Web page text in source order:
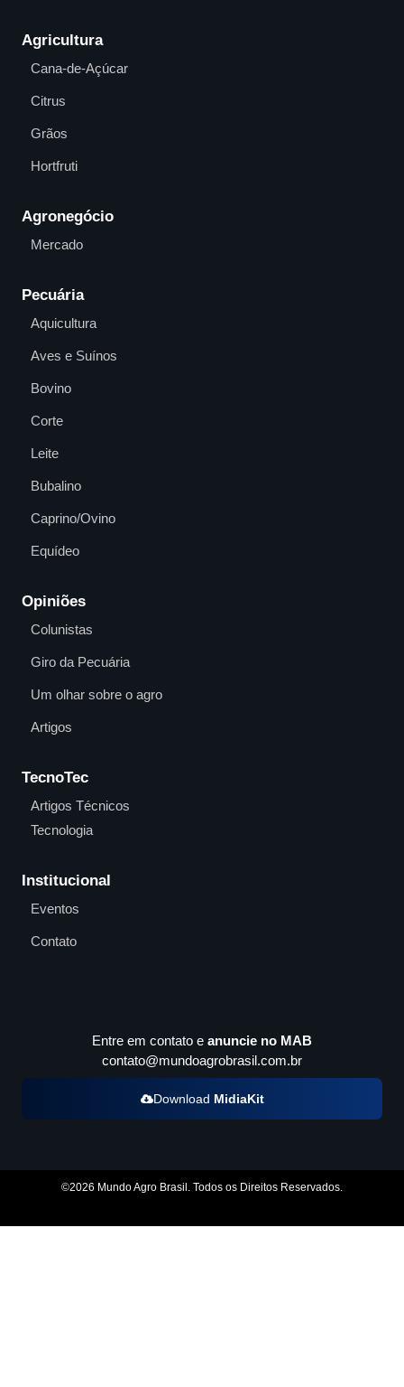
Agricultura
Cana-de-Açúcar
Citrus
Grãos
Hortfruti
Agronegócio
Mercado
Pecuária
Aquicultura
Aves e Suínos
Bovino
Corte
Leite
Bubalino
Caprino/Ovino
Equídeo
Opiniões
Colunistas
Giro da Pecuária
Um olhar sobre o agro
Artigos
TecnoTec
Artigos Técnicos
Tecnologia
Institucional
Eventos
Contato
Entre em contato e anuncie no MAB
contato@mundoagrobrasil.com.br
Download MidiaKit
©2026 Mundo Agro Brasil. Todos os Direitos Reservados.